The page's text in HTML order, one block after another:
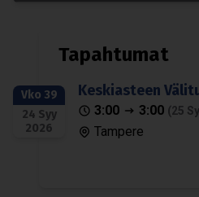
Tapah­tu­mat
Kes­kias­teen
3:00 3:00 (25
Tampere
Vko 39
24 Syy
2026